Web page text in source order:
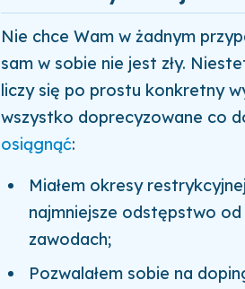
Nie chce Wam w żadnym
sam w sobie nie jest zły.
liczy się po prostu konkretny
wszystko doprecyzowane co
osiągnąć:
Miałem okresy
najmniejsze odstępstwo
zawodach;
Pozwalałem sobie na